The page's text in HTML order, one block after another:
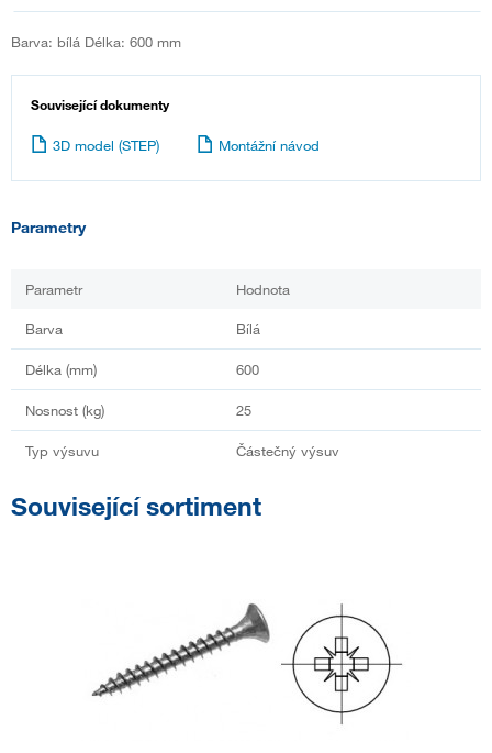
Barva: bílá Délka: 600 mm
Související dokumenty
3D model (STEP) Montážní návod
Parametry
Parametr Hodnota
Barva Bílá
Délka (mm) 600
Nosnost (kg) 25
Typ výsuvu Částečný výsuv
Související sortiment